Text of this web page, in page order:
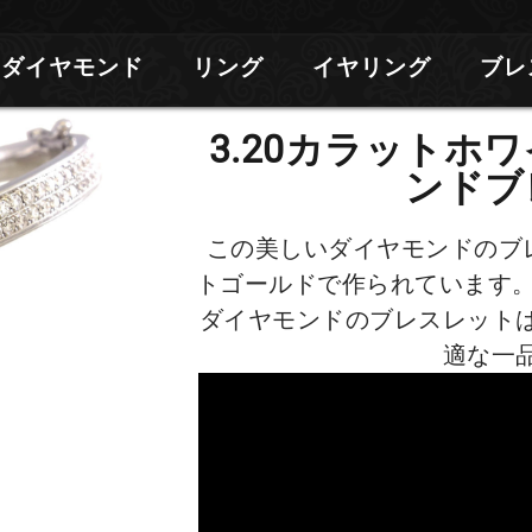
ダイヤモンド リング イヤリング ブ
3.20カラットホ
ンド
この美しいダイヤモンドの
トゴールドで作られています
ダイヤモンドのブレスレット
適な一